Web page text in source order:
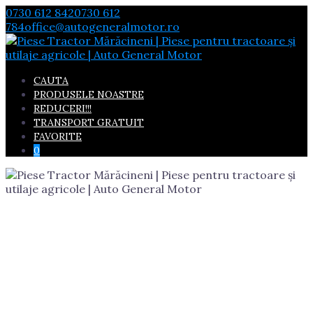
Skip
to
content
0730 612 8420730 612
784office@autogeneralmotor.ro
CAUTA
PRODUSELE NOASTRE
REDUCERI!!!
TRANSPORT GRATUIT
FAVORITE
0